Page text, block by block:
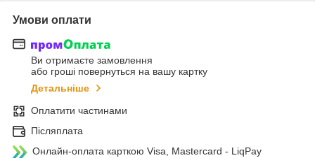
Умови оплати
Ви отримаєте замовлення
або гроші повернуться на вашу картку
Детальніше
Оплатити частинами
Післяплата
Онлайн-оплата карткою Visa, Mastercard - LiqPay